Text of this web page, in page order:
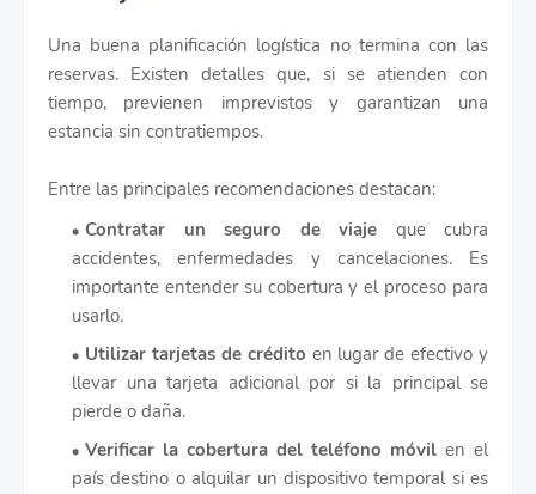
Una buena planificación logística no termina con las
reservas. Existen detalles que, si se atienden con
tiempo, previenen imprevistos y garantizan una
estancia sin contratiempos.
Entre las principales recomendaciones destacan:
Contratar un seguro de viaje que cubra
accidentes, enfermedades y cancelaciones. Es
importante entender su cobertura y el proceso para
usarlo.
Utilizar tarjetas de crédito en lugar de efectivo y
llevar una tarjeta adicional por si la principal se
pierde o daña.
Verificar la cobertura del teléfono móvil en el
país destino o alquilar un dispositivo temporal si es